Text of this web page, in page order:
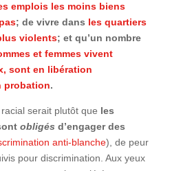
emplois les moins biens
; de vivre dans les quartiers
violents; et qu’un nombre
et femmes vivent
sont en libération
probation.
serait plutôt que les
obligés d’engager des
anti-blanche), de peur
pour discrimination. Aux yeux